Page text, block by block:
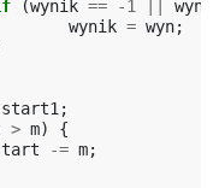
(wynik == -1 wyn
wynik = wyn;
start1 ;
> m)
{
-= m;